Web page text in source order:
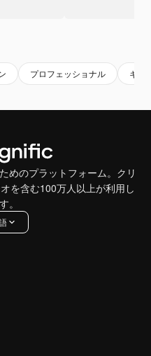
プロフェッショナル キャ
めのプラットフォーム。クリ
を含む100万人以上が利用し
。